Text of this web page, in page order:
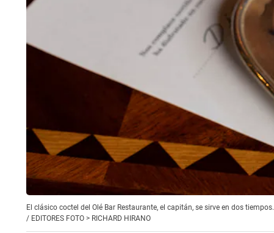
El clásico coctel del Olé Bar Restaurante, el capitán, se sirve en dos tiempos.
/ EDITORES FOTO > RICHARD HIRANO